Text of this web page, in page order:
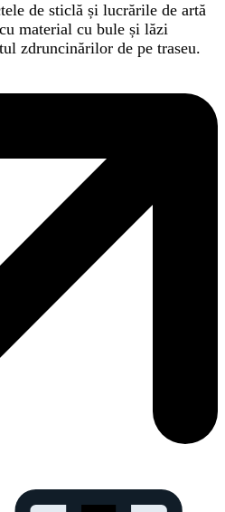
de sticlă și lucrările de artă
material cu bule și lăzi
zdruncinărilor de pe traseu.